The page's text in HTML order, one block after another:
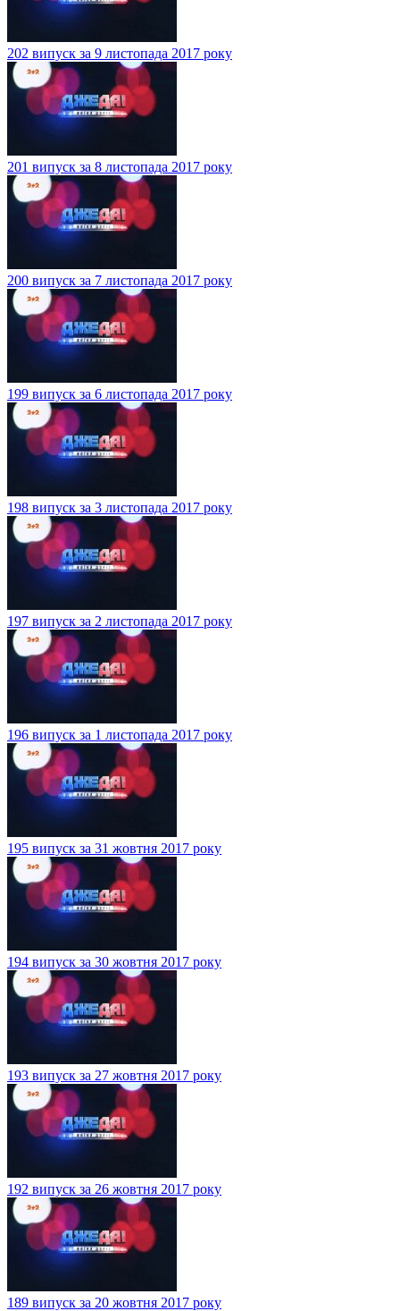
202 випуск за 9 листопада 2017 року
201 випуск за 8 листопада 2017 року
200 випуск за 7 листопада 2017 року
199 випуск за 6 листопада 2017 року
198 випуск за 3 листопада 2017 року
197 випуск за 2 листопада 2017 року
196 випуск за 1 листопада 2017 року
195 випуск за 31 жовтня 2017 року
194 випуск за 30 жовтня 2017 року
193 випуск за 27 жовтня 2017 року
192 випуск за 26 жовтня 2017 року
189 випуск за 20 жовтня 2017 року